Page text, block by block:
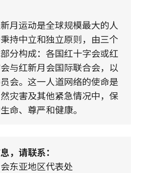
月运动是全球规模最大的人
持中立和独立原则，由三个
分构成：各国红十字会或红
与红新月会国际联合会，以
会。这一人道网络的使命是
灾害及其他紧急情况中，保
命、尊严和健康。
，请联系：
东亚地区代表处